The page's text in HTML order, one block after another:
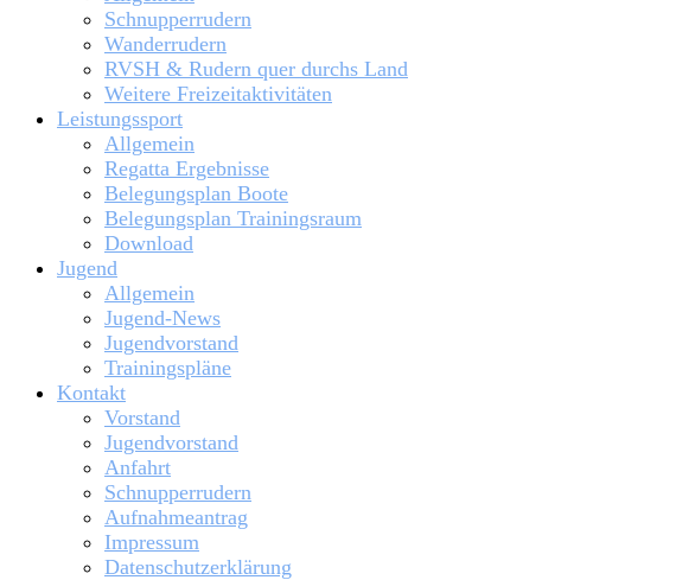
Schnupperrudern
Wanderrudern
RVSH & Rudern quer durchs Land
Weitere Freizeitaktivitäten
Leistungssport
Allgemein
Regatta Ergebnisse
Belegungsplan Boote
Belegungsplan Trainingsraum
Download
Jugend
Allgemein
Jugend-News
Jugendvorstand
Trainingspläne
Kontakt
Vorstand
Jugendvorstand
Anfahrt
Schnupperrudern
Aufnahmeantrag
Impressum
Datenschutzerklärung